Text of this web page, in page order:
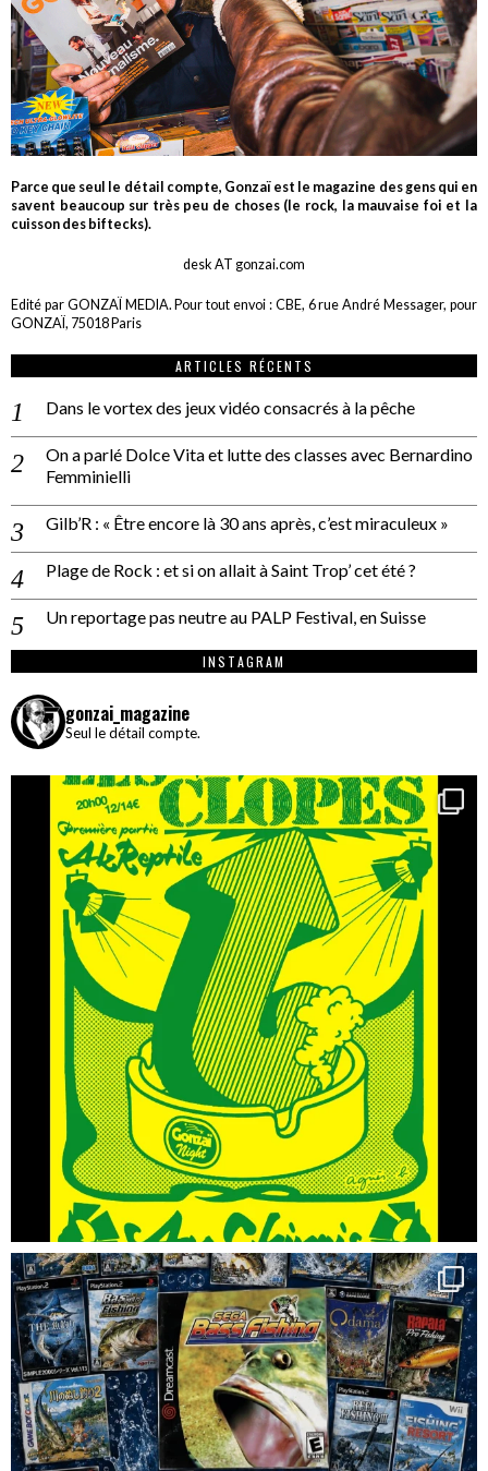
Parce que seul le détail compte, Gonzaï est le magazine des gens qui en
savent beaucoup sur très peu de choses (le rock, la mauvaise foi et la
cuisson des biftecks).
desk AT gonzai.com
Edité par GONZAÏ MEDIA. Pour tout envoi : CBE, 6 rue André Messager, pour
GONZAÏ, 75018 Paris
ARTICLES RÉCENTS
Dans le vortex des jeux vidéo consacrés à la pêche
On a parlé Dolce Vita et lutte des classes avec Bernardino
Femminielli
Gilb’R : « Être encore là 30 ans après, c’est miraculeux »
Plage de Rock : et si on allait à Saint Trop’ cet été ?
Un reportage pas neutre au PALP Festival, en Suisse
INSTAGRAM
gonzai_magazine
Seul le détail compte.